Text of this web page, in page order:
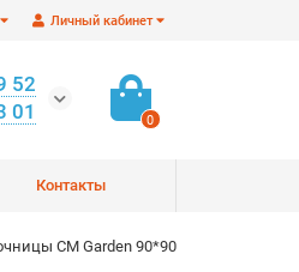
Личный кабинет
52
01
0
Контакты
CM Garden 90*90